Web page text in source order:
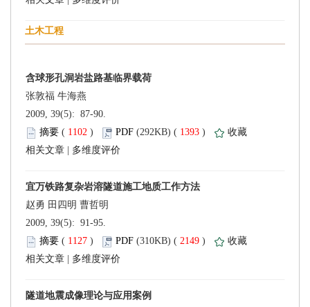
2009, 39(5): 87-90.
(
) 1393 )
2009, 39(5): 91-95.
(
) 2149 )